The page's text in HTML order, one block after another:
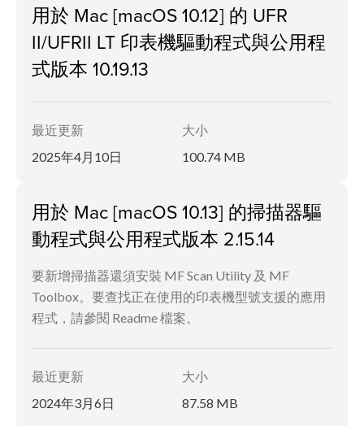
用於 Mac [macOS 10.12] 的 UFR
II/UFRII LT 印表機驅動程式與公用程
式版本 10.19.13
最近更新
2025年4月10日
大小
100.74 MB
用於 Mac [macOS 10.13] 的掃描器驅
動程式與公用程式版本 2.15.14
要新增掃描器還須安裝 MF Scan Utility 及 MF
Toolbox。要查找正在使用的印表機型號支援的應用
程式，請參閱 Readme 檔案。
最近更新
2024年3月6日
大小
87.58 MB